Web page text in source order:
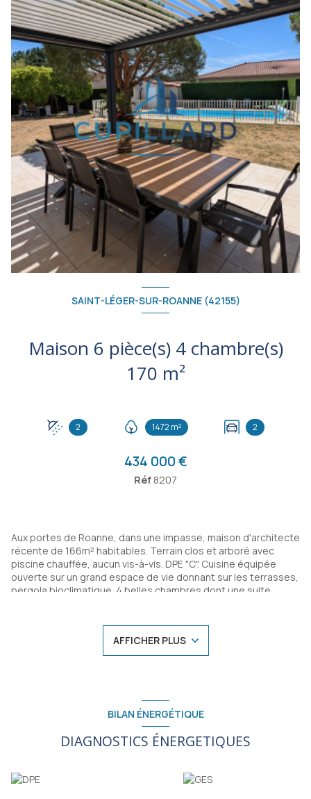
SAINT-LÉGER-SUR-ROANNE (42155)
Maison 6 pièce(s) 4 chambre(s)
170 m²
2 1472 m² 2
434 000 €
Réf 8207
Aux portes de Roanne, dans une impasse, maison d'architecte
récente de 166m² habitables. Terrain clos et arboré avec
piscine chauffée, aucun vis-à-vis. DPE "C". Cuisine équipée
ouverte sur un grand espace de vie donnant sur les terrasses,
pergola bioclimatique. 4 belles chambres dont une suite
commodités. Pool house avec bar, douche et wc; 2 garages,
portail électrique, visiophone, chauffage au sol...
Honoraires charge vendeur
www.georisques.gouv.fr
AFFICHER PLUS
BILAN ÉNERGÉTIQUE
DIAGNOSTICS ÉNERGETIQUES